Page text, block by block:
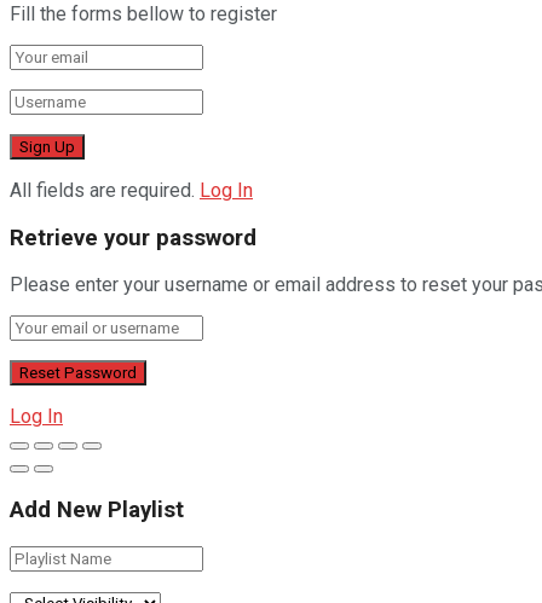
Fill the forms bellow to register
All fields are required. Log In
Retrieve your password
Please enter your username or email address to reset your
Log In
Add New Playlist